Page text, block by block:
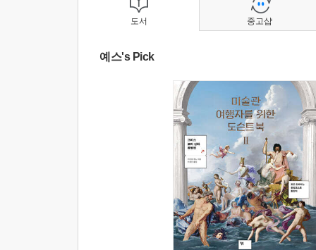
도서
예스's Pick
중고샵